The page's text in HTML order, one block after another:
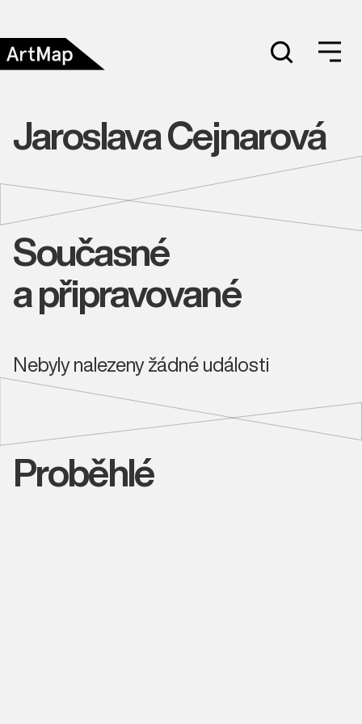
Jaroslava Cejnarová
Současné
a připravované
Nebyly nalezeny žádné události
Proběhlé